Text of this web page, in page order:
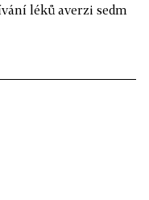
léků averzi sedm